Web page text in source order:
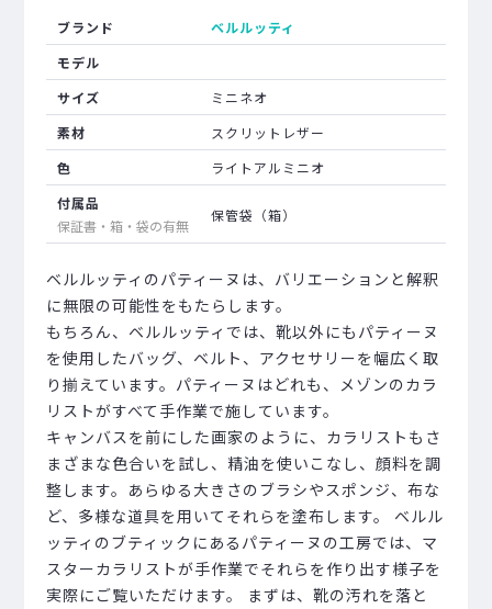
ブランド
ベルルッティ
モデル
サイズ
ミニネオ
素材
スクリットレザー
色
ライトアルミニオ
付属品
保証書・箱・袋の有無
保管袋（箱）
ベルルッティのパティーヌは、バリエーションと解釈
に無限の可能性をもたらします。
もちろん、ベルルッティでは、靴以外にもパティーヌ
を使用したバッグ、ベルト、アクセサリーを幅広く取
り揃えています。パティーヌはどれも、メゾンのカラ
リストがすべて手作業で施しています。
キャンバスを前にした画家のように、カラリストもさ
まざまな色合いを試し、精油を使いこなし、顔料を調
整します。あらゆる大きさのブラシやスポンジ、布な
ど、多様な道具を用いてそれらを塗布します。 ベルル
ッティのブティックにあるパティーヌの工房では、マ
スターカラリストが手作業でそれらを作り出す様子を
実際にご覧いただけます。 まずは、靴の汚れを落と